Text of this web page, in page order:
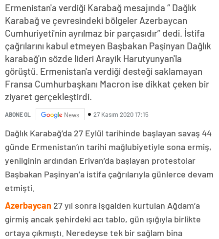
Ermenistan'a verdiği Karabağ mesajında “ Dağlık
Karabağ ve çevresindeki bölgeler Azerbaycan
Cumhuriyeti'nin ayrılmaz bir parçasıdır” dedi. İstifa
çağrılarını kabul etmeyen Başbakan Paşinyan Dağlık
karabağ'ın sözde lideri Arayik Harutyunyan'la
görüştü. Ermenistan'a verdiği desteği saklamayan
Fransa Cumhurbaşkanı Macron ise dikkat çeken bir
ziyaret gerçekleştirdi.
ABONE OL News 27 Kasım 2020 17:15
Dağlık Karabağ’da 27 Eylül tarihinde başlayan savaş 44
günde Ermenistan’ın tarihi mağlubiyetiyle sona ermiş,
yenilginin ardından Erivan’da başlayan protestolar
Başbakan Paşinyan’a istifa çağrılarıyla günlerce devam
etmişti.
Azerbaycan 27 yıl sonra işgalden kurtulan Ağdam’a
girmiş ancak şehirdeki acı tablo, gün ışığıyla birlikte
ortaya çıkmıştı. Neredeyse tek bir sağlam bina